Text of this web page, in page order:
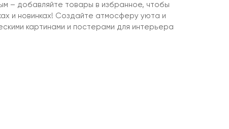
– добавляйте товары в избранное, чтобы
и новинках! Создайте атмосферу уюта и
картинами и постерами для интерьера